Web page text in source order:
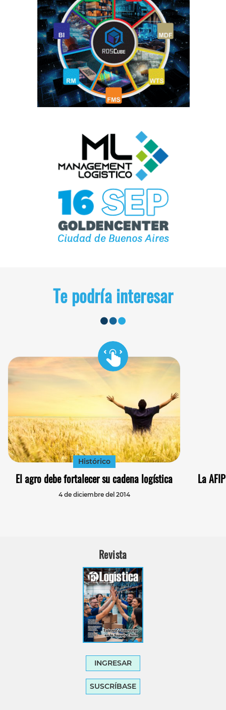
Te podría interesar
Histórico
El agro debe fortalecer su cadena logística
4 de diciembre del 2014
La
Revista
INGRESAR
SUSCRÍBASE